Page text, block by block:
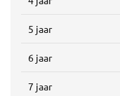
5 jaar
6 jaar
7 jaar